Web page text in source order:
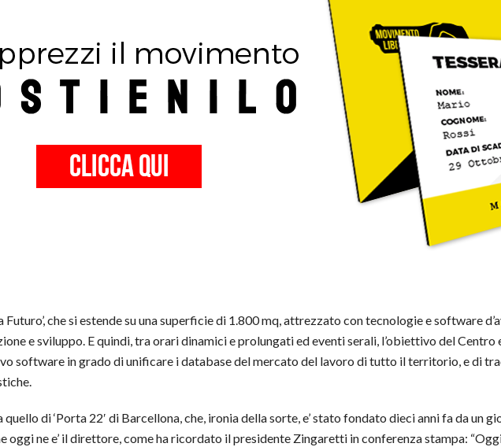
Futuro’, che si estende su una superficie di 1.800 mq, attrezzato con tecnologie e software
e sviluppo. E quindi, tra orari dinamici e prolungati ed eventi serali, l’obiettivo del
software in grado di unificare i database del mercato del lavoro di tutto il territorio, e di
quello di ‘Porta 22′ di Barcellona, che, ironia della sorte, e’ stato fondato dieci anni fa da un
oggi ne e’ il direttore, come ha ricordato il presidente Zingaretti in conferenza stampa: